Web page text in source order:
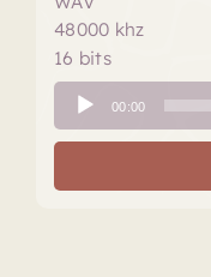
48000 khz
16 bits
Tocador
de
áudio
00:00